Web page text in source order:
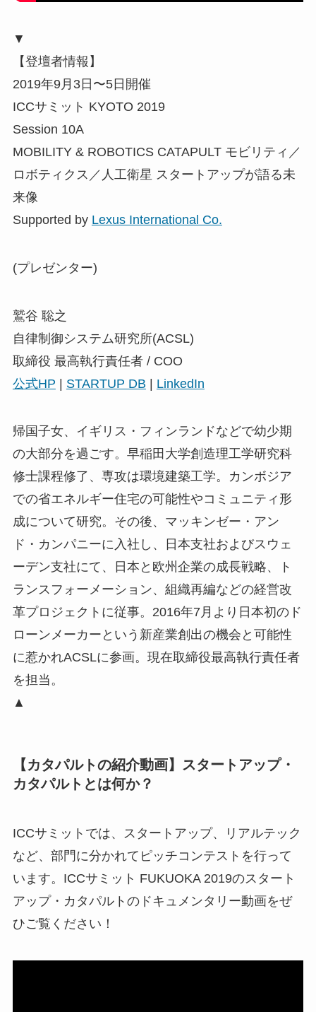
▼
【登壇者情報】
2019年9月3日〜5日開催
ICCサミット KYOTO 2019
Session 10A
MOBILITY & ROBOTICS CATAPULT モビリティ／
ロボティクス／人工衛星 スタートアップが語る未
来像
Supported by Lexus International Co.
(プレゼンター)
鷲谷 聡之
自律制御システム研究所(ACSL)
取締役 最高執行責任者 / COO
公式HP | STARTUP DB | LinkedIn
帰国子女、イギリス・フィンランドなどで幼少期
の大部分を過ごす。早稲田大学創造理工学研究科
修士課程修了、専攻は環境建築工学。カンボジア
での省エネルギー住宅の可能性やコミュニティ形
成について研究。その後、マッキンゼー・アン
ド・カンパニーに入社し、日本支社およびスウェ
ーデン支社にて、日本と欧州企業の成長戦略、ト
ランスフォーメーション、組織再編などの経営改
革プロジェクトに従事。2016年7月より日本初のド
ローンメーカーという新産業創出の機会と可能性
に惹かれACSLに参画。現在取締役最高執行責任者
を担当。
▲
【カタパルトの紹介動画】スタートアップ・
カタパルトとは何か？
ICCサミットでは、スタートアップ、リアルテック
など、部門に分かれてピッチコンテストを行って
います。ICCサミット FUKUOKA 2019のスタート
アップ・カタパルトのドキュメンタリー動画をぜ
ひご覧ください！